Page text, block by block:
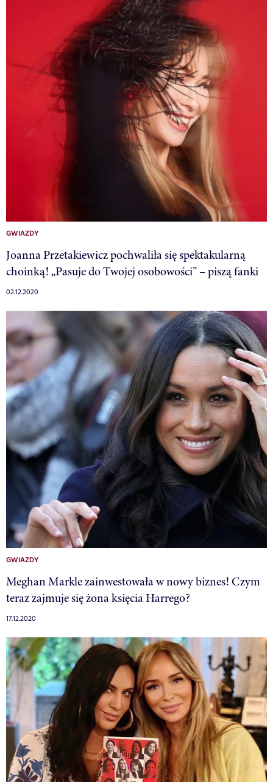
GWIAZDY
Joanna Przetakiewicz pochwaliła się spektakularną
choinką! „Pasuje do Twojej osobowości” – piszą fanki
02.12.2020
GWIAZDY
Meghan Markle zainwestowała w nowy biznes! Czym
teraz zajmuje się żona księcia Harrego?
17.12.2020